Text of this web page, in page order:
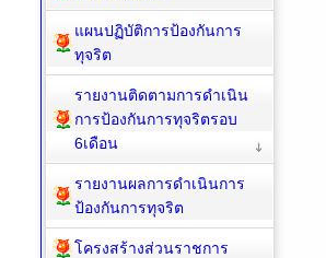
แผนปฏิบัติการป้องกันการ
ทุจริต
รายงานติดตามการดำเนิน
การป้องกันการทุจริตรอบ
6เดือน
รายงานผลการดำเนินการ
ป้องกันการทุจริต
โครงสร้างส่วนราชการ